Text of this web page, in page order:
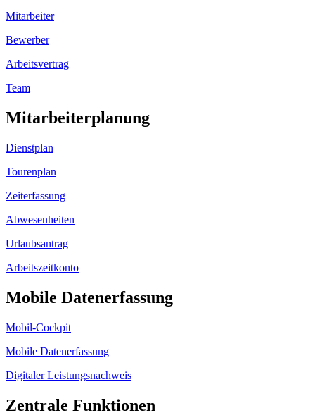
Mitarbeiter
Bewerber
Arbeitsvertrag
Team
Mitarbeiterplanung
Dienstplan
Tourenplan
Zeiterfassung
Abwesenheiten
Urlaubsantrag
Arbeitszeitkonto
Mobile Datenerfassung
Mobil-Cockpit
Mobile Datenerfassung
Digitaler Leistungsnachweis
Zentrale Funktionen